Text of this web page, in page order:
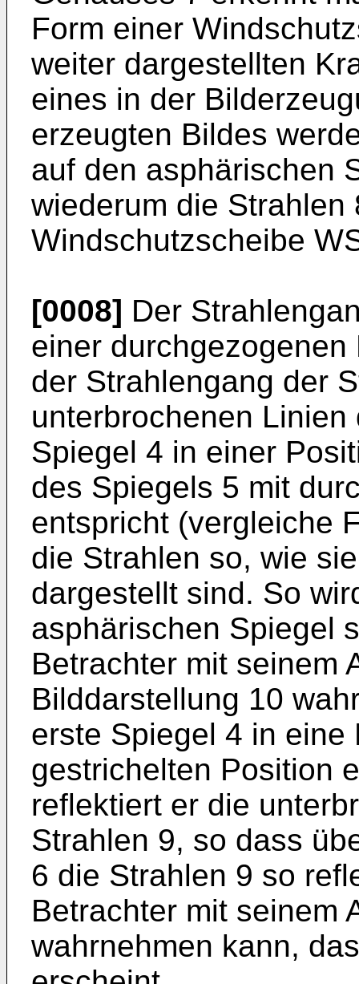
Form einer
weiter dargestellten
eines in der
erzeugten Bildes
auf den asphärischen
wiederum die Strahlen
Windschutzscheibe
[0008] Der
einer
der Strahlengang der
unterbrochenen
Spiegel 4 in einer
des Spiegels 5 mit
entspricht (vergleiche
die Strahlen so, wie
dargestellt sind. So
asphärischen Spiegel
Betrachter mit seinem
Bilddarstellung 10
erste Spiegel 4 in
gestrichelten Position
reflektiert er die
Strahlen 9, so dass
6 die Strahlen 9 so
Betrachter mit seinem
wahrnehmen kann,